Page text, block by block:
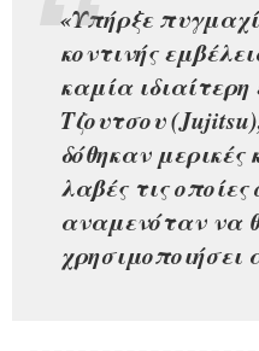
«Υπήρξε
κοντινής
καμία
Τζουτσου
δόθηκαν μερικές
λαβές τις
αναμενόταν να
χρησιμοποιήσει